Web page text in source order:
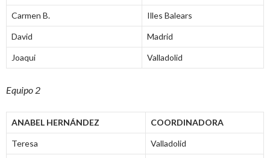
Carmen B. Illes Balears
David Madrid
Joaqui Valladolid
Equipo 2
ANABEL HERNÁNDEZ COORDINADORA
Teresa Valladolid